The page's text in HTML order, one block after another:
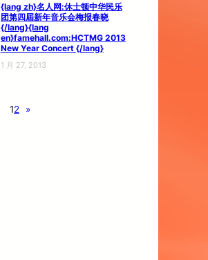
{lang zh}名人网:休士顿中华民乐
团第四屆新年音乐会梅报春晓
{/lang}{lang
en}famehall.com:HCTMG 2013
New Year Concert {/lang}
1 月 27, 2013
12 »